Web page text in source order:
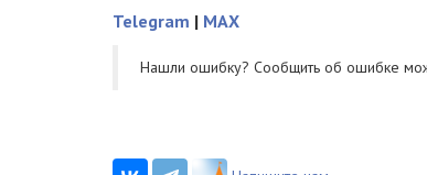
Telegram | MAX
Нашли ошибку? Cообщить об ошибке